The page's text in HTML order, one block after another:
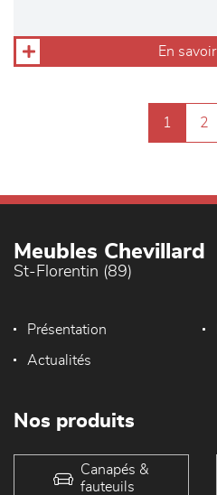
En
1 2
Meubles Chevillard
St-Florentin (89)
Présentation
Actualités
Nos produits
Canapés &
fauteuils